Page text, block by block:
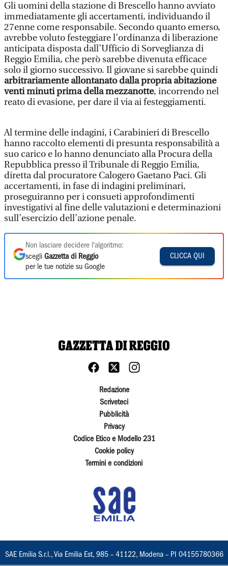
Gli uomini della stazione di Brescello hanno avviato
immediatamente gli accertamenti, individuando il
27enne come responsabile. Secondo quanto emerso,
avrebbe voluto festeggiare l’ordinanza di liberazione
anticipata disposta dall’Ufficio di Sorveglianza di
Reggio Emilia, che però sarebbe divenuta efficace
solo il giorno successivo. Il giovane si sarebbe quindi
arbitrariamente allontanato dalla propria abitazione
venti minuti prima della mezzanotte, incorrendo nel
reato di evasione, per dare il via ai festeggiamenti.
Al termine delle indagini, i Carabinieri di Brescello
hanno raccolto elementi di presunta responsabilità a
suo carico e lo hanno denunciato alla Procura della
Repubblica presso il Tribunale di Reggio Emilia,
diretta dal procuratore Calogero Gaetano Paci. Gli
accertamenti, in fase di indagini preliminari,
proseguiranno per i consueti approfondimenti
investigativi al fine delle valutazioni e determinazioni
sull’esercizio dell’azione penale.
Non lasciare decidere l'algoritmo:
scegli Gazzetta di Reggio
per le tue notizie su Google
CLICCA QUI
Redazione
Scriveteci
Pubblicità
Privacy
Codice Etico e Modello 231
Cookie policy
Termini e condizioni
SAE Emilia S.r.l., Via Emilia Est, 985 – 41122, Modena – PI 04155780366